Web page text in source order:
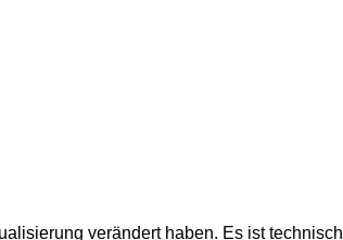
verändert haben. Es ist technisch